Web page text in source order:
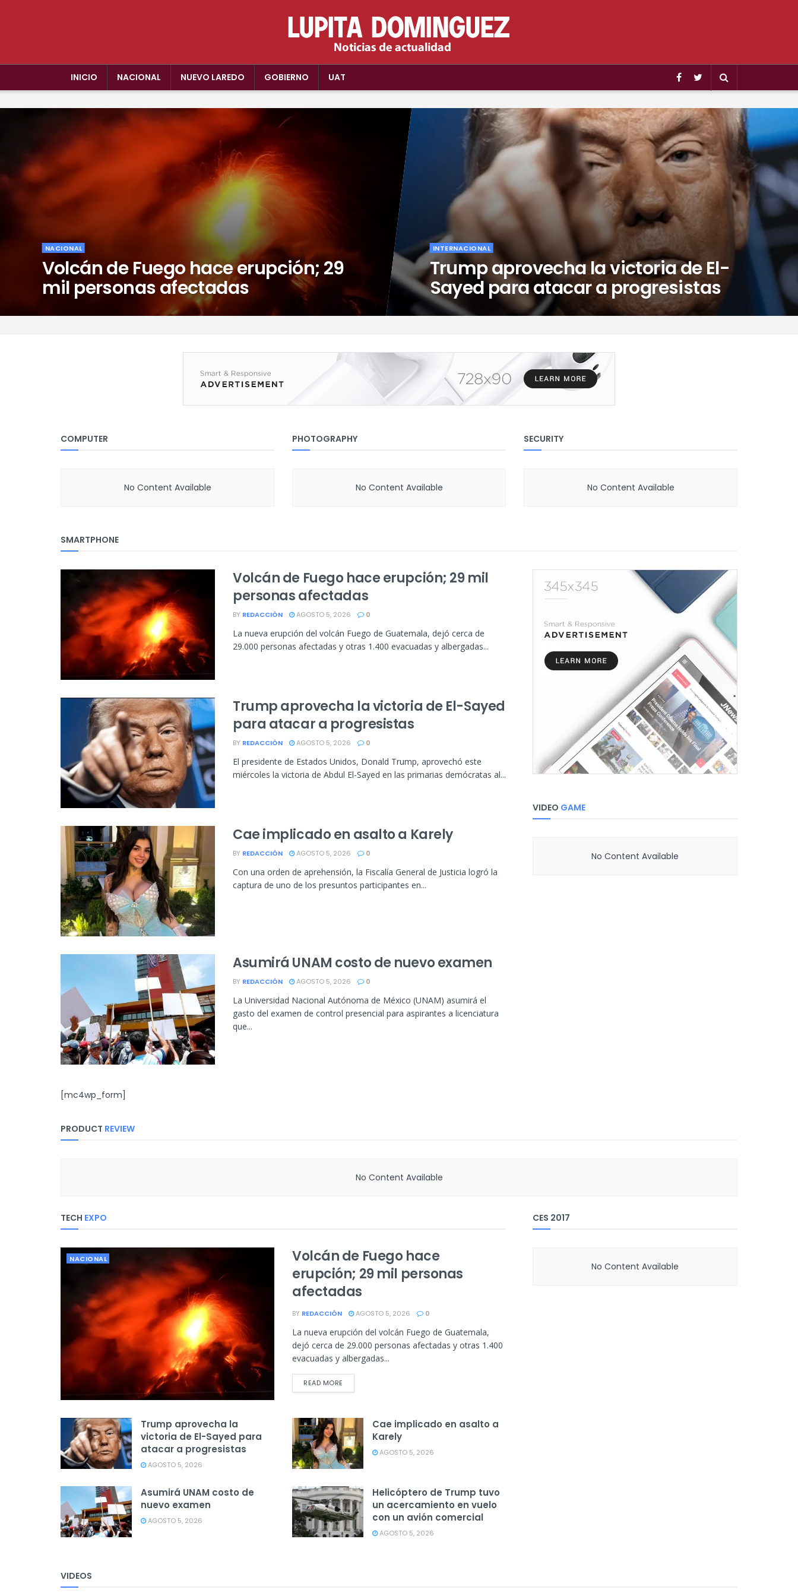
INICIO NACIONAL NUEVO LAREDO GOBIERNO UAT
NACIONAL
Volcán de Fuego hace erupción; 29
mil personas afectadas
INTERNACIONAL
Trump aprovecha la victoria de El-
Sayed para atacar a progresistas
COMPUTER
No Content Available
PHOTOGRAPHY
No Content Available
SECURITY
No Content Available
SMARTPHONE
Volcán de Fuego hace erupción; 29 mil
personas afectadas
BY REDACCIÓN AGOSTO 5, 2026 0
La nueva erupción del volcán Fuego de Guatemala, dejó cerca de
29.000 personas afectadas y otras 1.400 evacuadas y albergadas...
Trump aprovecha la victoria de El-Sayed
para atacar a progresistas
BY REDACCIÓN AGOSTO 5, 2026 0
El presidente de Estados Unidos, Donald Trump, aprovechó este
miércoles la victoria de Abdul El-Sayed en las primarias demócratas al...
Cae implicado en asalto a Karely
BY REDACCIÓN AGOSTO 5, 2026 0
Con una orden de aprehensión, la Fiscalía General de Justicia logró la
captura de uno de los presuntos participantes en...
Asumirá UNAM costo de nuevo examen
BY REDACCIÓN AGOSTO 5, 2026 0
La Universidad Nacional Autónoma de México (UNAM) asumirá el
gasto del examen de control presencial para aspirantes a licenciatura
que...
[mc4wp_form]
VIDEO GAME
No Content Available
PRODUCT REVIEW
No Content Available
TECH EXPO
NACIONAL
Volcán de Fuego hace
erupción; 29 mil personas
afectadas
BY REDACCIÓN AGOSTO 5, 2026 0
La nueva erupción del volcán Fuego de Guatemala,
dejó cerca de 29.000 personas afectadas y otras 1.400
evacuadas y albergadas...
READ MORE
Trump aprovecha la
victoria de El-Sayed para
atacar a progresistas
AGOSTO 5, 2026
Cae implicado en asalto a
Karely
AGOSTO 5, 2026
Asumirá UNAM costo de
nuevo examen
AGOSTO 5, 2026
Helicóptero de Trump tuvo
un acercamiento en vuelo
con un avión comercial
AGOSTO 5, 2026
CES 2017
No Content Available
VIDEOS